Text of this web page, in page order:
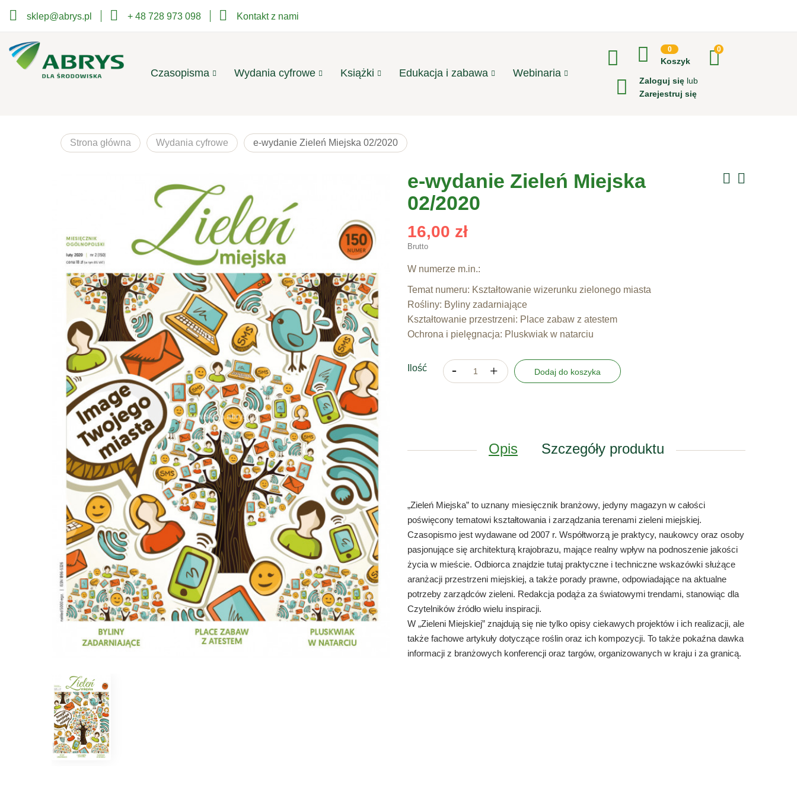
sklep@abrys.pl + 48 728 973 098 Kontakt z nami
0
Koszyk
0
Zaloguj się lub
Zarejestruj się
Czasopisma Wydania cyfrowe Książki Edukacja i zabawa Webinaria
Strona główna Wydania cyfrowe e-wydanie Zieleń Miejska 02/2020
e-wydanie Zieleń Miejska
02/2020
16,00 zł
Brutto
W numerze m.in.:
Temat numeru: Kształtowanie wizerunku zielonego miasta
Rośliny: Byliny zadarniające
Kształtowanie przestrzeni: Place zabaw z atestem
Ochrona i pielęgnacja: Pluskwiak w natarciu
Ilość Dodaj do koszyka
Opis Szczegóły produktu
„Zieleń Miejska” to uznany miesięcznik branżowy, jedyny magazyn w całości
poświęcony tematowi kształtowania i zarządzania terenami zieleni miejskiej.
Czasopismo jest wydawane od 2007 r. Współtworzą je praktycy, naukowcy oraz osoby
pasjonujące się architekturą krajobrazu, mające realny wpływ na podnoszenie jakości
życia w mieście. Odbiorca znajdzie tutaj praktyczne i techniczne wskazówki służące
aranżacji przestrzeni miejskiej, a także porady prawne, odpowiadające na aktualne
potrzeby zarządców zieleni. Redakcja podąża za światowymi trendami, stanowiąc dla
Czytelników źródło wielu inspiracji.
W „Zieleni Miejskiej” znajdują się nie tylko opisy ciekawych projektów i ich realizacji, ale
także fachowe artykuły dotyczące roślin oraz ich kompozycji. To także pokaźna dawka
informacji z branżowych konferencji oraz targów, organizowanych w kraju i za granicą.